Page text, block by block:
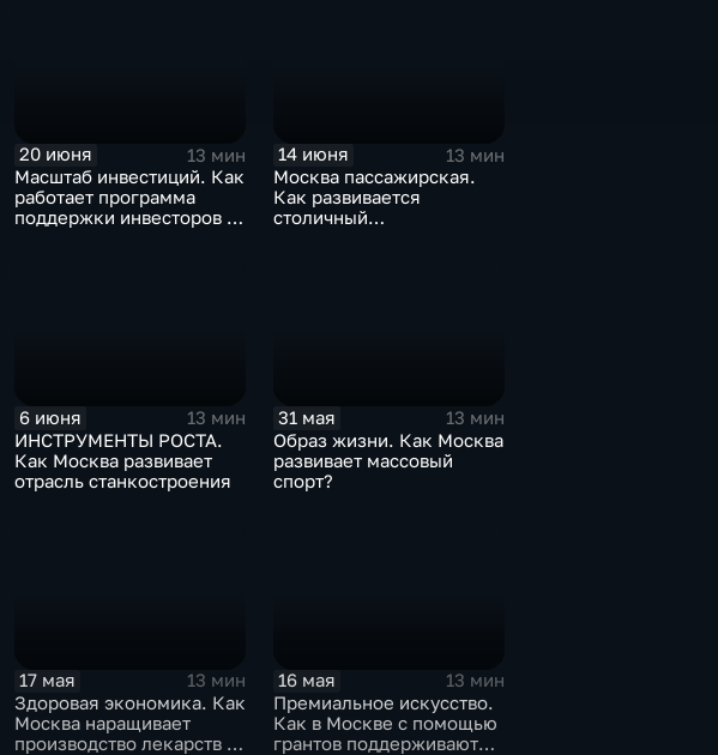
20 июня
13 мин
Масштаб инвестиций. Как
работает программа
поддержки инвесторов в
14 июня
13 мин
Москва пассажирская.
Как развивается
столичный
6 июня
13 мин
ИНСТРУМЕНТЫ РОСТА.
Как Москва развивает
отрасль станкостроения
31 мая
13 мин
Образ жизни. Как Москва
развивает массовый
спорт?
17 мая
13 мин
Здоровая экономика. Как
Москва наращивает
производство лекарств и
16 мая
13 мин
Премиальное искусство.
Как в Москве с помощью
грантов поддерживают